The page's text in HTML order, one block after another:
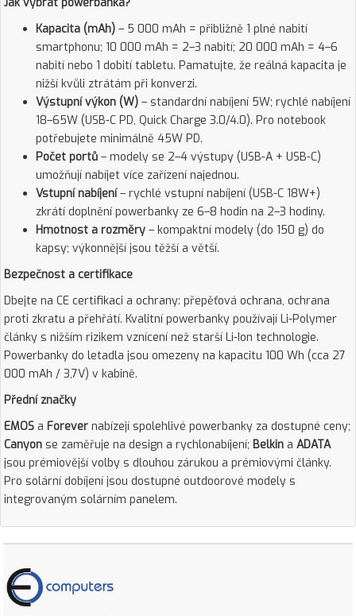
Kapacita (mAh) – 5 000 mAh = přibližně 1 plné nabití
smartphonu; 10 000 mAh = 2–3 nabití; 20 000 mAh = 4–6
nabití nebo 1 dobití tabletu. Pamatujte, že reálná kapacita je
nižší kvůli ztrátám při konverzi.
Výstupní výkon (W) – standardní nabíjení 5W; rychlé nabíjení
18–65W (USB-C PD, Quick Charge 3.0/4.0). Pro notebook
potřebujete minimálně 45W PD.
Počet portů – modely se 2–4 výstupy (USB-A + USB-C)
umožňují nabíjet více zařízení najednou.
Vstupní nabíjení– rychlé vstupní nabíjení (USB-C 18W+)
zkrátí doplnění powerbanky ze 6–8 hodin na 2–3 hodiny.
Hmotnost a rozměry – kompaktní modely (do 150 g) do
kapsy; výkonnější jsou těžší a větší.
Bezpečnost a certifikace
Dbejte na CE certifikaci a ochrany: přepěťová ochrana, ochrana
proti zkratu a přehřátí. Kvalitní powerbanky používají Li-Polymer
články s nižším rizikem vznícení než starší Li-Ion technologie.
Powerbanky do letadla jsou omezeny na kapacitu 100 Wh (cca 27
000 mAh / 3,7V) v kabině.
Přední značky
EMOS a Forever nabízejí spolehlivé powerbanky za dostupné ceny;
Canyon se zaměřuje na design a rychlonabíjení; Belkin a ADATA
jsou prémiovější volby s dlouhou zárukou a prémiovými články.
Pro solární dobíjení jsou dostupné outdoorové modely s
integrovaným solárním panelem.